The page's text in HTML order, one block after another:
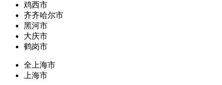
鸡西市
齐齐哈尔市
黑河市
大庆市
鹤岗市
全上海市
上海市